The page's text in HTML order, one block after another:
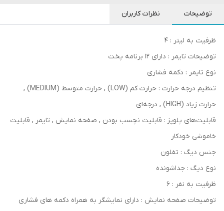
توضیحات نظرات کاربران
ظرفیت به لیتر : 4
توضیحات تایمر : دارای 12 برنامه پخت
نوع تایمر : دکمه فشاری
تنظیم درجه حرارت : حرارت کم (LOW) , حرارت متوسط (MEDIUM) ,
حرارت زیاد (HIGH) , درجه‌ای
قابلیت‌های پلوپز : قابلیت نچسب بودن , صفحه نمایش , تایمر , قابلیت
خاموشی خودکار
جنس دیگ : تفلون
نوع دیگ : جداشونده
ظرفیت به نفر : 6
توضیحات صفحه نمایش : دارای نمایشگر به همراه دکمه های فشاری